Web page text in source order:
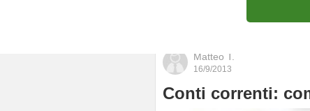
Matteo T.
16/9/2013
Conti correnti: